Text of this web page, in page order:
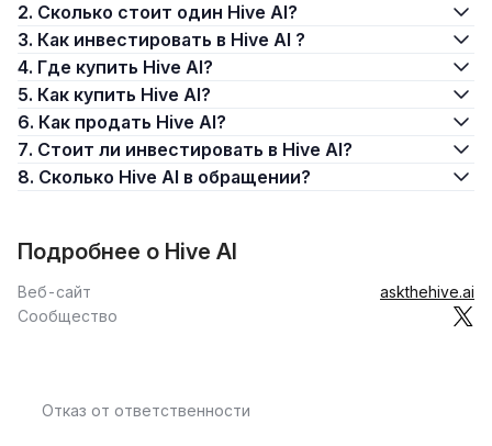
2. Сколько стоит один Hive AI?
3. Как инвестировать в Hive AI ?
4. Где купить Hive AI?
5. Как купить Hive AI?
6. Как продать Hive AI?
7. Стоит ли инвестировать в Hive AI?
8. Сколько Hive AI в обращении?
Подробнее о Hive AI
Веб-сайт
askthehive.ai
Сообщество
Отказ от ответственности